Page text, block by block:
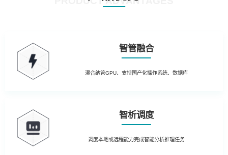
智管融合
混合纳管GPU、支持国产化操作系统、数据库
智析调度
调度本地或远程能力完成智能分析推理任务